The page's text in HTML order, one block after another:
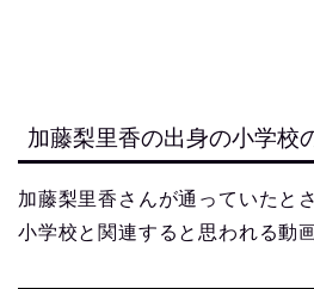
加藤梨里香の出身の小学校
加藤梨里香さんが通っていたと
小学校と関連すると思われる動